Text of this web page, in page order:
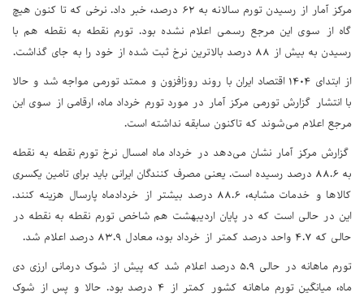
مرکز آمار از رسیدن تورم سالانه به ۶۲ درصد، خبر داد. نرخی که تا کنون هیچ
گاه از سوی این مرجع رسمی اعلام نشده بود. تورم نقطه به نقطه هم با
رسیدن به بیش از ۸۸ درصد بالاترین نرخ ثبت شده از خود را به جای گذاشت.
از ابتدای ۱۴۰۴ اقتصاد ایران با روند روزافزون و ممتد تورمی مواجه شد و حالا
با انتشار گزارش تورمی مرکز آمار در مورد تورم خرداد ماه، ارقامی از سوی این
مرجع اعلام می‌شوند که تاکنون سابقه نداشته است.
گزارش مرکز آمار نشان می‌دهد در خرداد ماه امسال نرخ تورم نقطه به نقطه
به ۸۸.۶ درصد رسیده است. یعنی مصرف کنندگان ایرانی باید برای تامین یکسری
کالاها و خدمات مشابه، ۸۸.۶ درصد بیشتر از خردادماه پارسال هزینه کنند.
این در حالی است که در پایان اردیبهشت هم شاخص تورم نقطه به نقطه در
حالی که ۴.۷ واحد درصد کمتر از خرداد بود، معادل ۸۳.۹ درصد اعلام شد.
تورم ماهانه در حالی ۵.۹ درصد اعلام شد که پیش از شوک درمانی ارزی دی
ماه، میانگین تورم ماهانه کشور کمتر از ۴ درصد بود. حالا و پس از شوک